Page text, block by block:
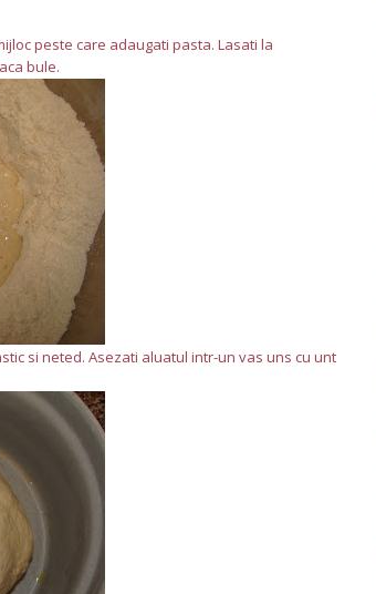
peste care adaugati pasta. Lasati la
bule.
si neted. Asezati aluatul intr-un vas uns cu unt